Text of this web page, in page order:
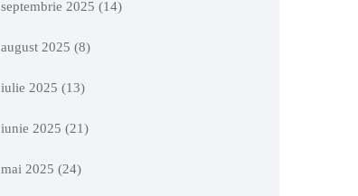
septembrie 2025 (14)
august 2025 (8)
iulie 2025 (13)
iunie 2025 (21)
mai 2025 (24)